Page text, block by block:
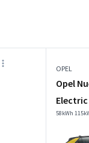
OPEL
Opel
Electric
58kWh